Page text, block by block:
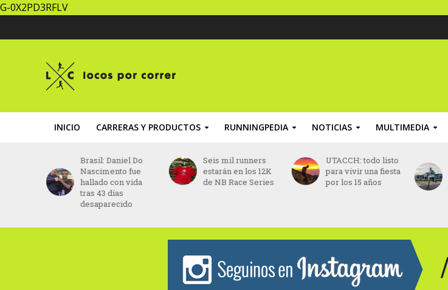
G-0X2PD3RFLV
INICIO CARRERAS Y PRODUCTOS RUNNINGPEDIA NOTICIAS MULTIMEDIA
Brasil: Daniel Do
Nascimento fue
hallado con vida
tras 43 días
desaparecido
Seis mil runners
estarán en los 12K
de NB Race Series
UTACCH: todo listo
para vivir una fiesta
por los 15 años